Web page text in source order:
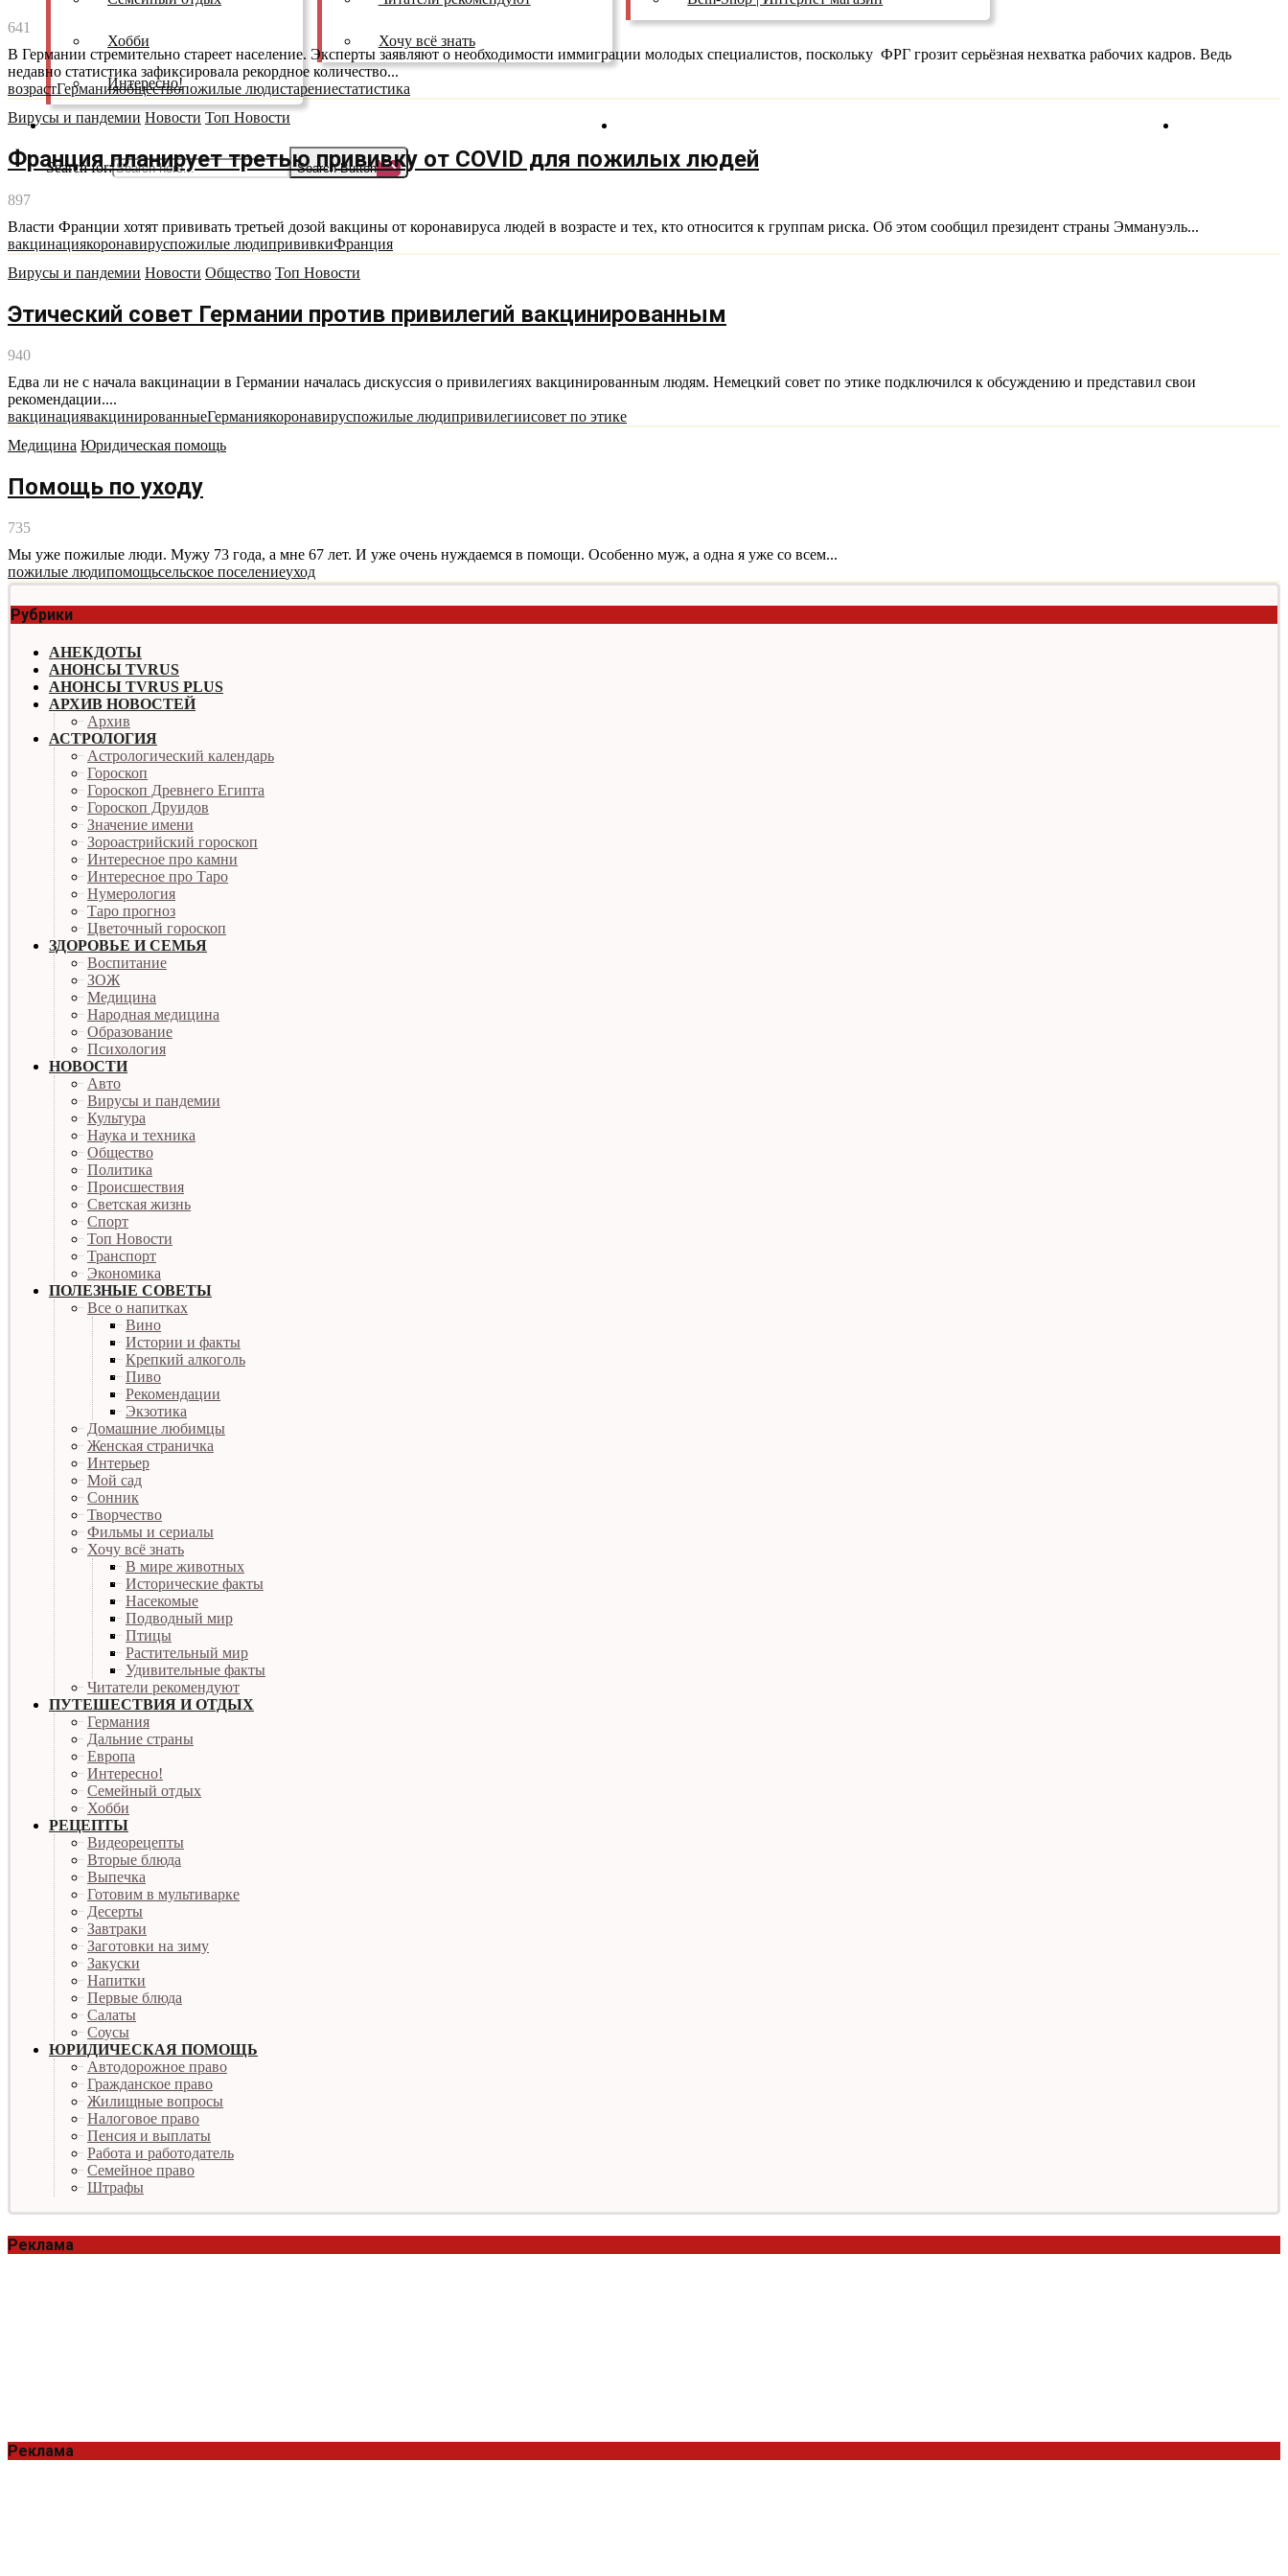
Хобби
Интересно!
Хочу всё знать
Как смотреть
Search for: Search Button
641
В Германии стремительно стареет население. Эксперты заявляют о необходимости иммиграции молодых специалистов, поскольку ФРГ грозит серьёзная нехватка рабочих кадров. Ведь
недавно статистика зафиксировала рекордное количество...
возрастГерманияобществопожилые людистарениестатистика
Вирусы и пандемии Новости Топ Новости
Франция планирует третью прививку от COVID для пожилых людей
897
Власти Франции хотят прививать третьей дозой вакцины от коронавируса людей в возрасте и тех, кто относится к группам риска. Об этом сообщил президент страны Эммануэль...
вакцинациякоронавируспожилые людипрививкиФранция
Вирусы и пандемии Новости Общество Топ Новости
Этический совет Германии против привилегий вакцинированным
940
Едва ли не с начала вакцинации в Германии началась дискуссия о привилегиях вакцинированным людям. Немецкий совет по этике подключился к обсуждению и представил свои
рекомендации....
вакцинациявакцинированныеГерманиякоронавируспожилые людипривилегиисовет по этике
Медицина Юридическая помощь
Помощь по уходу
735
Мы уже пожилые люди. Мужу 73 года, а мне 67 лет. И уже очень нуждаемся в помощи. Особенно муж, а одна я уже со всем...
пожилые людипомощьсельское поселениеуход
Рубрики
АНЕКДОТЫ
АНОНСЫ TVRUS
АНОНСЫ TVRUS PLUS
АРХИВ НОВОСТЕЙ
Архив
АСТРОЛОГИЯ
Астрологический календарь
Гороскоп
Гороскоп Древнего Египта
Гороскоп Друидов
Значение имени
Зороастрийский гороскоп
Интересное про камни
Интересное про Таро
Нумерология
Таро прогноз
Цветочный гороскоп
ЗДОРОВЬЕ И СЕМЬЯ
Воспитание
ЗОЖ
Медицина
Народная медицина
Образование
Психология
НОВОСТИ
Авто
Вирусы и пандемии
Культура
Наука и техника
Общество
Политика
Происшествия
Светская жизнь
Спорт
Топ Новости
Транспорт
Экономика
ПОЛЕЗНЫЕ СОВЕТЫ
Все о напитках
Вино
Истории и факты
Крепкий алкоголь
Пиво
Рекомендации
Экзотика
Домашние любимцы
Женская страничка
Интерьер
Мой сад
Сонник
Творчество
Фильмы и сериалы
Хочу всё знать
В мире животных
Исторические факты
Насекомые
Подводный мир
Птицы
Растительный мир
Удивительные факты
Читатели рекомендуют
ПУТЕШЕСТВИЯ И ОТДЫХ
Германия
Дальние страны
Европа
Интересно!
Семейный отдых
Хобби
РЕЦЕПТЫ
Видеорецепты
Вторые блюда
Выпечка
Готовим в мультиварке
Десерты
Завтраки
Заготовки на зиму
Закуски
Напитки
Первые блюда
Салаты
Соусы
ЮРИДИЧЕСКАЯ ПОМОЩЬ
Автодорожное право
Гражданское право
Жилищные вопросы
Налоговое право
Пенсия и выплаты
Работа и работодатель
Семейное право
Штрафы
Реклама
Реклама